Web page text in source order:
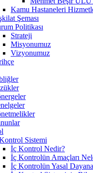
Kamu Hastaneleri
Şeması
Politikası
Strateji
Misyonumuz
Vizyonumuz
Sistemi
İç Kontrol Nedir?
İç Kontrolün Amaçları
İç Kontrolün Yasal